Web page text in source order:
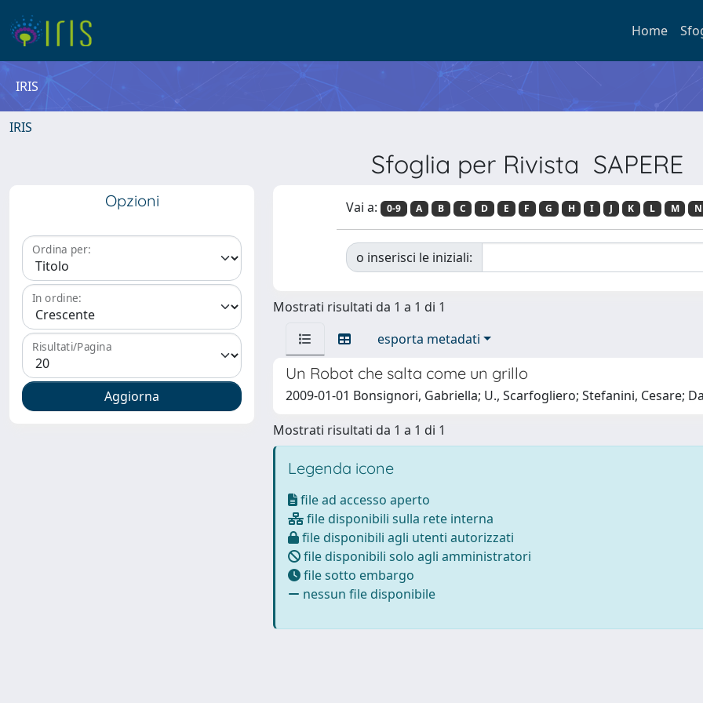
Home
IRIS
IRIS
Sfoglia per Rivista SAPERE
Opzioni
Ordina per:
In ordine:
Risultati/Pagina
Vai a: 0-9 A B C D E F G H I J K L M N
o inserisci le iniziali:
Mostrati risultati da 1 a 1 di 1
esporta metadati
Un Robot che salta come un grillo
2009-01-01 Bonsignori, Gabriella; U., Scarfogliero; Stefanini, Cesare;
Mostrati risultati da 1 a 1 di 1
Legenda icone
file ad accesso aperto
file disponibili sulla rete interna
file disponibili agli utenti autorizzati
file disponibili solo agli amministratori
file sotto embargo
nessun file disponibile